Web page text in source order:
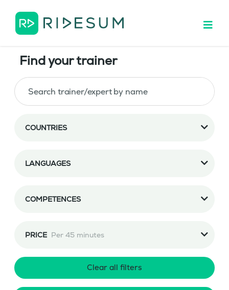
Find your trainer
COUNTRIES
LANGUAGES
COMPETENCES
PRICE Per 45 minutes
Clear all filters